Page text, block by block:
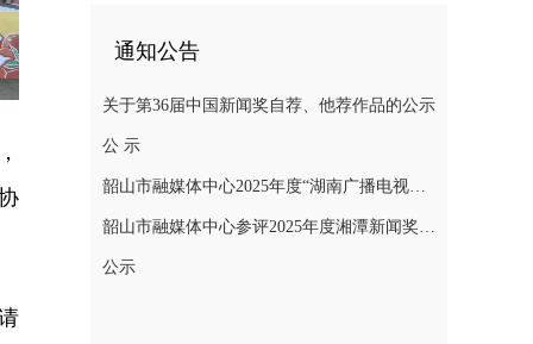
通知公告
关于第36届中国新闻奖自荐、他荐作品的公示
公 示
韶山市融媒体中心2025年度“湖南广播电视奖”县融专项奖参评作品公示
韶山市融媒体中心参评2025年度湘潭新闻奖评选作品公示
公示